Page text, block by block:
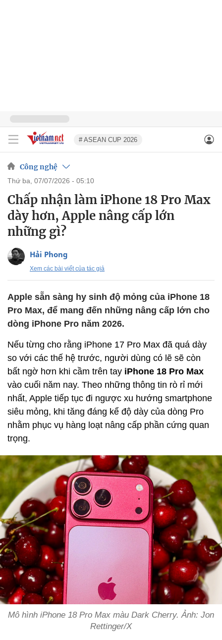
# ASEAN CUP 2026
Công nghệ
thứ ba, 07/07/2026 - 05:10
Chấp nhận làm iPhone 18 Pro Max
dày hơn, Apple nâng cấp lớn
những gì?
Hải Phong
Xem các bài viết của tác giả
Apple sẵn sàng hy sinh độ mỏng của iPhone 18
Pro Max, để mang đến những nâng cấp lớn cho
dòng iPhone Pro năm 2026.
Nếu từng cho rằng iPhone 17 Pro Max đã quá dày
so với các thế hệ trước, người dùng có lẽ sẽ còn
bất ngờ hơn khi cầm trên tay iPhone 18 Pro Max
vào cuối năm nay. Theo những thông tin rò rỉ mới
nhất, Apple tiếp tục đi ngược xu hướng smartphone
siêu mỏng, khi tăng đáng kể độ dày của dòng Pro
nhằm phục vụ hàng loạt nâng cấp phần cứng quan
trọng.
Mô hình iPhone 18 Pro Max màu Dark Cherry. Ảnh: Jon
Rettinger/X